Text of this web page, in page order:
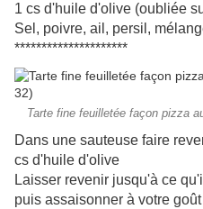
1 cs d'huile d'olive (oubliée
Sel, poivre, ail, persil,
*********************
Tarte fine feuilletée façon pizza
Dans une sauteuse faire
cs d'huile d'olive
Laisser revenir jusqu'à ce
puis assaisonner à votre